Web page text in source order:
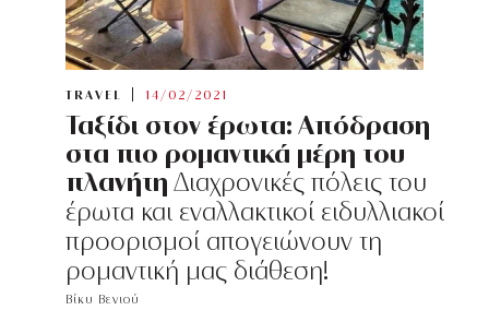
TRAVEL 14/02/2021
Ταξίδι στον έρωτα: Απόδραση
στα πιο ρομαντικά μέρη του
πλανήτη Διαχρονικές πόλεις του
έρωτα και εναλλακτικοί ειδυλλιακοί
προορισμοί απογειώνουν τη
ρομαντική μας διάθεση!
Βίκυ Βενιού